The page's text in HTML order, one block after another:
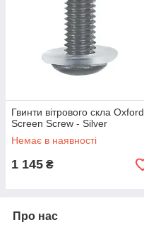
Гвинти вітрового скла Oxford
Screen Screw - Silver
Немає в наявності
1 145 ₴
Про нас